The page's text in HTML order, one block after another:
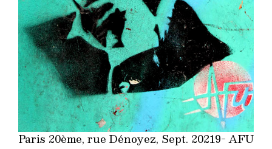
Paris 20ème, rue Dénoyez, Sept. 20219- AFU